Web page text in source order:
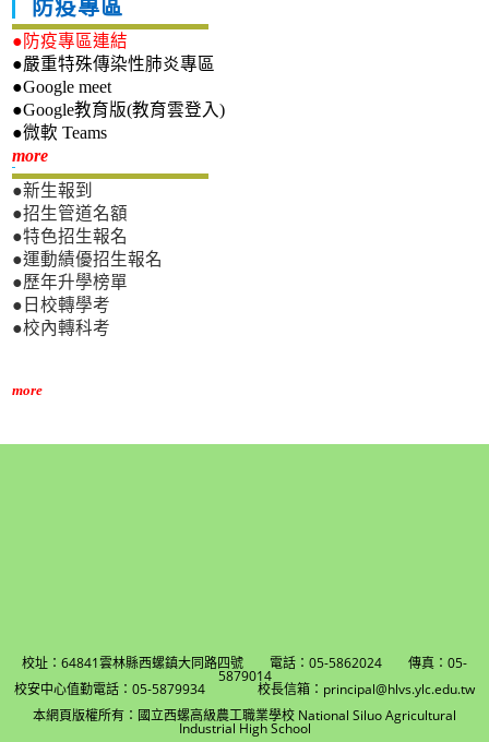
防疫專區
●防疫專區連結
●嚴重特殊傳染性肺炎專區
●Google meet
●Google教育版(教育雲登入)
●微軟 Teams
more新生專區
●新生報到
●招生管道名額
●特色招生報名
●運動績優招生報名
●歷年升學榜單
●日校轉學考
●校內轉科考
more
校址：64841雲林縣西螺鎮大同路四號 電話：05-5862024 傳真：05-
5879014
校安中心值勤電話：05-5879934 校長信箱：principal@hlvs.ylc.edu.tw
本網頁版權所有：國立西螺高級農工職業學校 National Siluo Agricultural
Industrial High School